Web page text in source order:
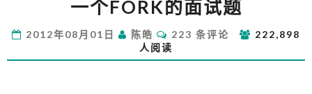
个
的
面
一个FORK的面试题
2012年08月01日 陈皓
评
论
223 条评论
222,898
人阅读